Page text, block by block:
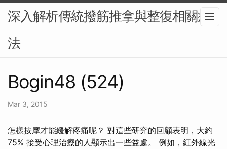
深入解析傳統撥筋推拿與整復相關療
法
Bogin48 (524)
Mar 3, 2015
怎樣按摩才能緩解疼痛呢？ 對這些研究的回顧表明，大約
75% 接受心理治療的人顯示出一些益處。 例如，紅外線光